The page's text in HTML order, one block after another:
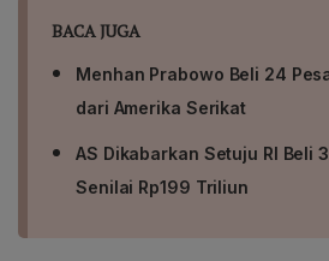
BACA JUGA
Menhan Prabowo Beli 24
dari Amerika Serikat
AS Dikabarkan Setuju RI Beli
Senilai Rp199 Triliun